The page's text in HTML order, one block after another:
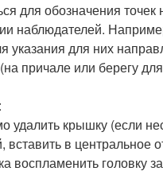
для обозначения точек
наблюдателей.
указания для них
причале или берегу
крышку (если
в центральное
воспламенить головку